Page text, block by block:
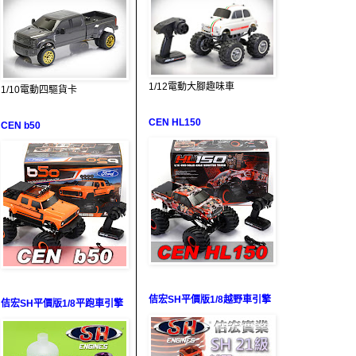
1/10電動四驅貨卡
CEN b50
佶宏SH平價版1/8平跑車引擎
1/12電動大腳趣味車
CEN HL150
佶宏SH平價版1/8越野車引擎